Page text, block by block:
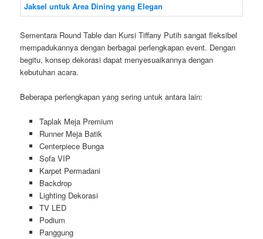
Sementara Round Table dan Kursi Tiffany Putih sangat fleksibel
mempadukannya dengan berbagai perlengkapan event. Dengan
begitu, konsep dekorasi dapat menyesuaikannya dengan
kebutuhan acara.
Beberapa perlengkapan yang sering untuk antara lain:
Taplak Meja Premium
Runner Meja Batik
Centerpiece Bunga
Sofa VIP
Karpet Permadani
Backdrop
Lighting Dekorasi
TV LED
Podium
Panggung